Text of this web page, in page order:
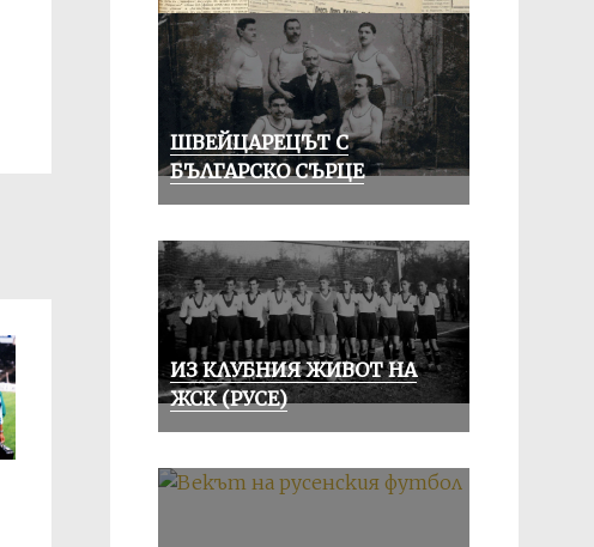
ШВЕЙЦАРЕЦЪТ С
БЪЛГАРСКО СЪРЦЕ
ИЗ КЛУБНИЯ ЖИВОТ НА
ЖСК (РУСЕ)